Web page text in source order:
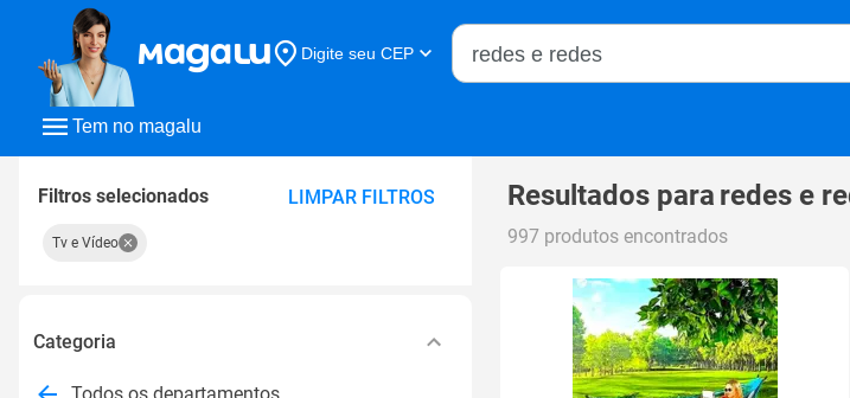
Tem no magalu
Digite seu CEP
Buscar no Magalu
Filtros selecionados LIMPAR FILTROS
Tv e Vídeo
Categoria
Resultados para redes e
997 produtos encontrados